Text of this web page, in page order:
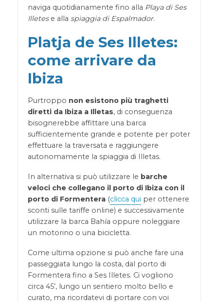
naviga quotidianamente fino alla Playa di Ses
Illetese alla spiaggia di Espalmador.
Platja de Ses Illetes:
come arrivare da
Ibiza
Purtroppo non esistono più traghetti
diretti da Ibiza a Illetas, di conseguenza
bisognerebbe affittare una barca
sufficientemente grande e potente per poter
effettuare la traversata e raggiungere
autonomamente la spiaggia di Illetas.
In alternativa si può utilizzare le barche
veloci che collegano il porto di Ibiza con il
porto di Formentera(clicca qui per ottenere
sconti sulle tariffe online) e successivamente
utilizzare la barca Bahía oppure noleggiare
un motorino o una bicicletta.
Come ultima opzione si può anche fare una
passeggiata lungo la costa, dal porto di
Formentera fino a Ses Illetes. Ci vogliono
circa 45’, lungo un sentiero molto bello e
curato, ma ricordatevi di portare con voi